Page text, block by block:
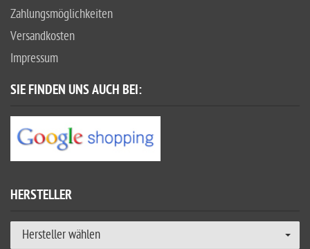
Zahlungsmöglichkeiten
Versandkosten
Impressum
SIE FINDEN UNS AUCH BEI:
HERSTELLER
Hersteller wählen